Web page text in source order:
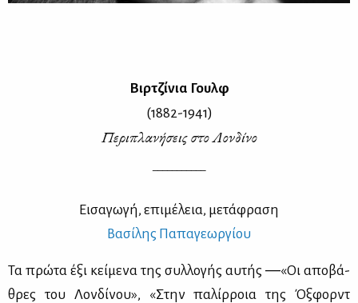
Βιρ­τζί­νια Γουλφ
(1882-1941)
Πε­ρι­πλα­νή­σεις στο Λον­δί­νο
Ει­σα­γω­γή, επι­μέ­λεια, με­τά­φρα­ση
Βα­σί­λης Πα­πα­γε­ωρ­γί­ου
Τα πρώ­τα έξι κεί­με­να της συλ­λο­γής αυ­τής ―«Οι απο­βά­
θρες του Λον­δί­νου», «Στην πα­λίρ­ροια της Ό­ξφορντ